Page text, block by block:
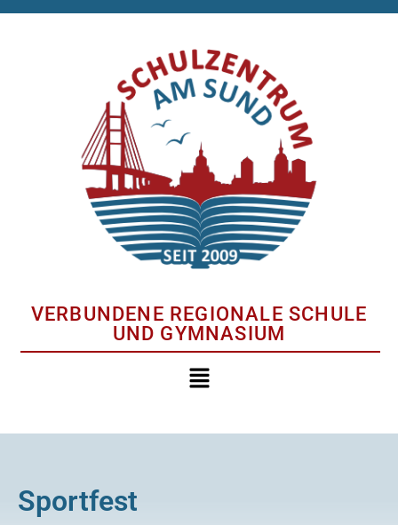
VERBUNDENE REGIONALE SCHULE
UND GYMNASIUM
Sportfest